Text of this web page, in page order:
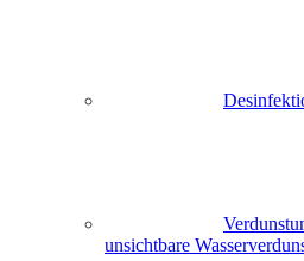
unsichtbare